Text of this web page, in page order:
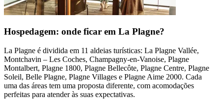
Hospedagem: onde ficar em La Plagne?
La Plagne é dividida em 11 aldeias turísticas: La Plagne Vallée,
Montchavin – Les Coches, Champagny-en-Vanoise, Plagne
Montalbert, Plagne 1800, Plagne Bellecôte, Plagne Centre, Plagne
Soleil, Belle Plagne, Plagne Villages e Plagne Aime 2000. Cada
uma das áreas tem uma proposta diferente, com acomodações
perfeitas para atender às suas expectativas.